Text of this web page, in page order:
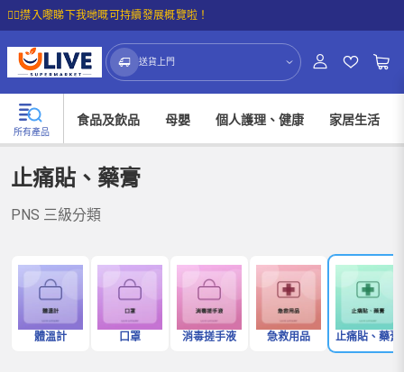
☝🏼㩒入嚟睇下我哋嘅可持續發展概覽啦！
送貨上門
所有產品
食品及飲品 母嬰 個人護理、健康 家居生活
止痛貼、藥膏
PNS 三級分類
體溫計 口罩 消毒搓手液 急救用品 止痛貼、藥膏